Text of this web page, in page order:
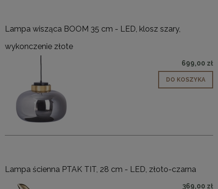
Lampa wisząca BOOM 35 cm - LED, klosz szary,
wykonczenie złote
699,00 zł
DO KOSZYKA
Lampa ścienna PTAK TIT, 28 cm - LED, złoto-czarna
369,00 zł